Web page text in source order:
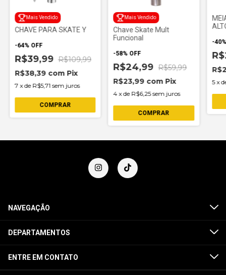
Mais Vendido
CHAVE PARA SKATE Y
-64% OFF
R$39,99 R$109,99
R$38,39 com Pix
7 xde R$5,71 sem juros
Mais Vendido
Chave Skate Mult
Funcional
-58% OFF
R$24,99 R$59,99
R$23,99 com Pix
4 xde R$6,25 sem juros
-40
5 x
NAVEGAÇÃO
DEPARTAMENTOS
ENTRE EM CONTATO